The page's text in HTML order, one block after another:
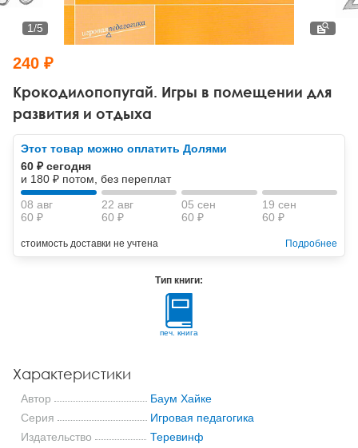
Тревожные расстройства, панические атаки
Психодрама
Другие направления психотерапии
Классический, эриксоновский гипноз и НЛП
НЛП
Психология труда и эргономика
Социальная психология
Социальная и организационная психология
Классический и юнгианский психоанализ
Крокодилопопугай. Игры в помещении для
развития и отдыха
1/5
240 ₽
Этот товар можно оплатить Долями
60 ₽ сегодня
и 180 ₽ потом, без переплат
08 авг
60 ₽
22 авг
60 ₽
05 сен
60 ₽
19 сен
60 ₽
стоимость доставки не учтена Подробнее
Тип книги:
печ. книга
Характеристики
Автор
Баум Хайке
Серия
Игровая педагогика
Издательство
Теревинф